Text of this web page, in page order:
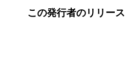
この発行者のリリース